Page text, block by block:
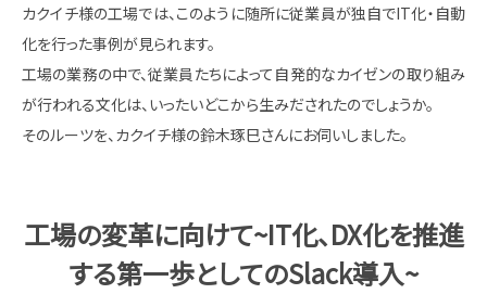
カクイチ様の工場では、このように随所に従業員が独自でIT化・自動
化を行った事例が見られます。
工場の業務の中で、従業員たちによって自発的なカイゼンの取り組み
が行われる文化は、いったいどこから生みだされたのでしょうか。
そのルーツを、カクイチ様の鈴木琢巳さんにお伺いしました。
工場の変革に向けて~IT化、DX化を推進
する第一歩としてのSlack導入~